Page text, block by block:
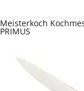
Meisterkoch
PRIMUS